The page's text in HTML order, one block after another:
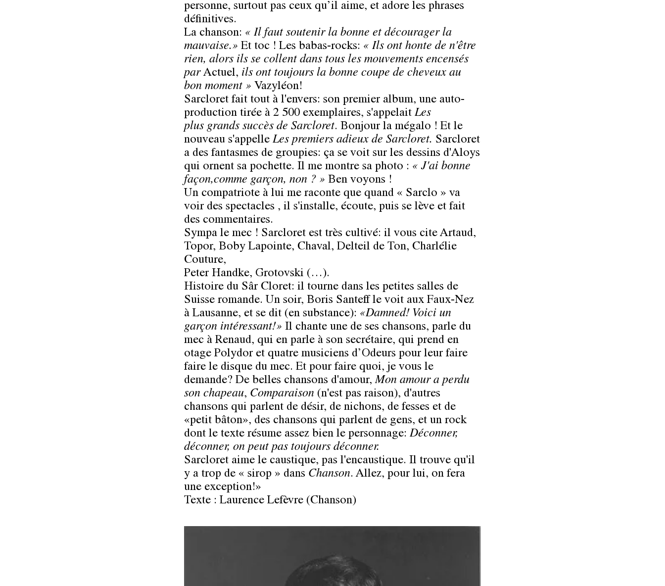
personne, surtout pas ceux qu’il aime, et adore les phrases
définitives.
La chanson: « Il faut soutenir la bonne et décourager la
mauvaise.» Et toc ! Les babas-rocks: « Ils ont honte de n'être
rien, alors ils se collent dans tous les mouvements encensés
parActuel, ils ont toujours la bonne coupe de cheveux au
bon moment » Vazyléon!
Sarcloret fait tout à l'envers: son premier album, une auto-
production tirée à 2 500 exemplaires, s'appelait Les
plus grands succès de Sarcloret. Bonjour la mégalo ! Et le
nouveau s'appelle Les premiers adieux de Sarcloret. Sarcloret
a des fantasmes de groupies: ça se voit sur les dessins d'Aloys
qui ornent sa pochette. Il me montre sa photo : « J'ai bonne
façon,comme garçon, non ? » Ben voyons !
Un compatriote à lui me raconte que quand « Sarclo » va
voir des spectacles , il s'installe, écoute, puis se lève et fait
des commentaires.
Sympa le mec ! Sarcloret est très cultivé: il vous cite Artaud,
Topor, Boby Lapointe, Chaval, Delteil de Ton, Charlélie
Couture,
Peter Handke, Grotovski (…).
Histoire du Sâr Cloret: il tourne dans les petites salles de
Suisse romande. Un soir, Boris Santeff le voit aux Faux-Nez
à Lausanne, et se dit (en substance): «Damned! Voici un
garçon intéressant!» Il chante une de ses chansons, parle du
mec à Renaud, qui en parle à son secrétaire, qui prend en
otage Polydor et quatre musiciens d’Odeurs pour leur faire
faire le disque du mec. Et pour faire quoi, je vous le
demande? De belles chansons d'amour,Mon amour a perdu
son chapeau, Comparaison (n'est pas raison), d'autres
chansons qui parlent de désir, de nichons, de fesses et de
«petit bâton», des chansons qui parlent de gens, et un rock
dont le texte résume assez bien le personnage: Déconner,
déconner, on peut pas toujours déconner.
Sarcloret aime le caustique, pas l'encaustique. Il trouve qu'il
y a trop de « sirop » dans Chanson. Allez, pour lui, on fera
une exception!»
Texte : Laurence Lefèvre (Chanson)